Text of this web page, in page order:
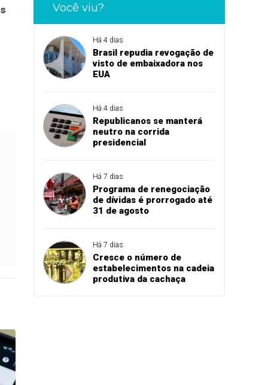
Você viu?
Há 4 dias
Brasil repudia revogação de
visto de embaixadora nos
EUA
Há 4 dias
Republicanos se manterá
neutro na corrida
presidencial
Há 7 dias
Programa de renegociação
de dívidas é prorrogado até
31 de agosto
Há 7 dias
Cresce o número de
estabelecimentos na cadeia
produtiva da cachaça